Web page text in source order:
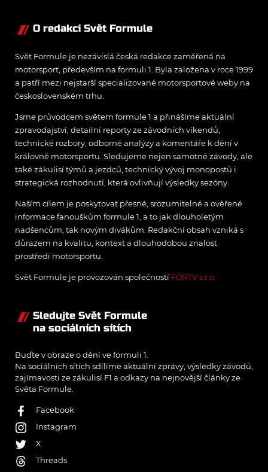
O redakci Svět Formule
Svět Formule je nezávislá česká redakce zaměřená na
motorsport, především na formuli 1. Byla založena v roce 1999
a patří mezi nejstarší specializované motorsportové weby na
československém trhu.
Jsme průvodcem světem formule 1 a přinášíme aktuální
zpravodajství, detailní reporty ze závodních víkendů,
technické rozbory, odborné analýzy a komentáře k dění v
královně motorsportu. Sledujeme nejen samotné závody, ale
také zákulisí týmů a jezdců, technický vývoj monopostů i
strategická rozhodnutí, která ovlivňují výsledky sezóny.
Naším cílem je poskytovat přesné, srozumitelné a ověřené
informace fanouškům formule 1, a to jak dlouholetým
nadšencům, tak novým divákům. Redakční obsah vzniká s
důrazem na kvalitu, kontext a dlouhodobou znalost
prostředí motorsportu.
Svět Formule je provozován společností FORTV s.r.o.
Sledujte Svět Formule
na sociálních sítích
Buďte v obraze o dění ve formuli 1.
Na sociálních sítích sdílíme aktuální zprávy, výsledky závodů,
zajímavosti ze zákulisí F1 a odkazy na nejnovější články ze
Světa Formule.
Facebook
Instagram
X
Threads